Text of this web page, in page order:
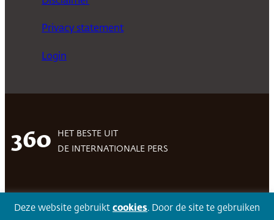
Privacy statement
Login
360
HET BESTE UIT
DE INTERNATIONALE PERS
Volg 360Facebook LinkedIn Twitter
Deze website gebruikt cookies. Door de site te gebruiken